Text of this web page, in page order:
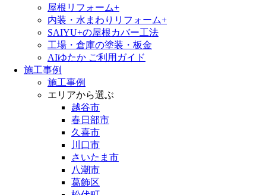
屋根リフォーム+
内装・水まわりリフォーム+
SAIYU+の屋根カバー工法
工場・倉庫の塗装・板金
AIゆたか ご利用ガイド
施工事例
施工事例
エリアから選ぶ
越谷市
春日部市
久喜市
川口市
さいたま市
八潮市
葛飾区